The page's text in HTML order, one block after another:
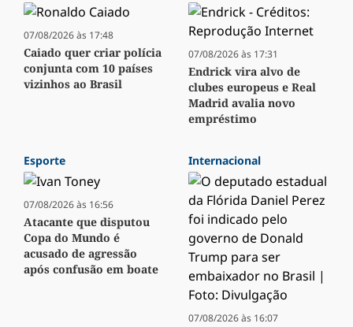
07/08/2026 às 17:48
Caiado quer criar polícia
conjunta com 10 países
vizinhos ao Brasil
07/08/2026 às 17:31
Endrick vira alvo de
clubes europeus e Real
Madrid avalia novo
empréstimo
Esporte
07/08/2026 às 16:56
Atacante que disputou
Copa do Mundo é
acusado de agressão
após confusão em boate
Internacional
07/08/2026 às 16:07